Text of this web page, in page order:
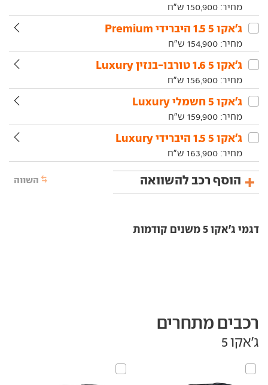
מחיר: 150,900 ש"ח
ג'אקו‏ 5‏ 1.5 היברידי Premium
מחיר: 154,900 ש"ח
ג'אקו‏ 5‏ 1.6 טורבו-בנזין Luxury
מחיר: 156,900 ש"ח
ג'אקו‏ 5‏ חשמלי Luxury
מחיר: 159,900 ש"ח
ג'אקו‏ 5‏ 1.5 היברידי Luxury
מחיר: 163,900 ש"ח
הוסף רכב להשוואה השווה
דגמי ג'אקו 5 משנים קודמות
רכבים מתחרים
ג'אקו 5